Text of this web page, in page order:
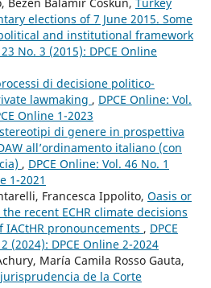
elections of 7 June 2015. Some
and institutional framework
No. 3 (2015): DPCE Online
di decisione politico-
lawmaking , DPCE Online: Vol.
Online 1-2023
di genere in prospettiva
all’ordinamento italiano (con
, DPCE Online: Vol. 46 No. 1
1-2021
Francesca Ippolito, Oasis or
recent ECHR climate decisions
pronouncements , DPCE
(2024): DPCE Online 2-2024
María Camila Rosso Gauta,
de la Corte